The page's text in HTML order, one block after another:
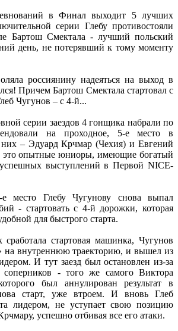
в Финал выходит 5 лучших
серии Глебу противостояли
Бартош Смектала - лучший польский
день, не потерявший к тому моменту
россиянину надеяться на выход в
Причем Бартош Смектала стартовал с
Чугунов – с 4-й...
серии заездов 4 гонщика набрали по
на проходное, 5-е место в
– Эдуард Крчмар (Чехия) и Евгений
это опытные юниоры, имеющие богатый
выступлений в Первой NICE-
е место Глебу Чугунову снова выпал
- стартовать с 4-й дорожки, которая
для быстрого старта.
стартовая машинка, Чугунов
на внутреннюю траекторию, и вышел из
И тут заезд был остановлен из-за
соперников - того же самого Виктора
был аннулирован результат в
старт, уже втроем. И вновь Глеб
лидером, не уступает свою позицию
успешно отбивая все его атаки.